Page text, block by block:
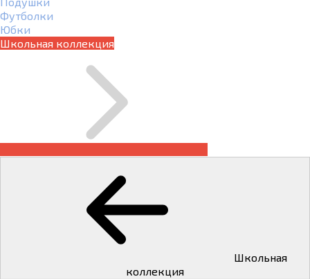
Футболки
Юбки
Школьная коллекция
коллекция